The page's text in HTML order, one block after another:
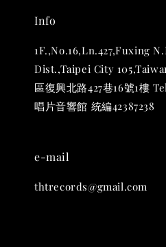
NT$ 480
Info
1F.,No.16,Ln.427,Fuxing
Dist.,Taipei City
區復興北路427巷16號1樓
唱片音響館 統編42387238
e-mail
thtrecords@gmail.com